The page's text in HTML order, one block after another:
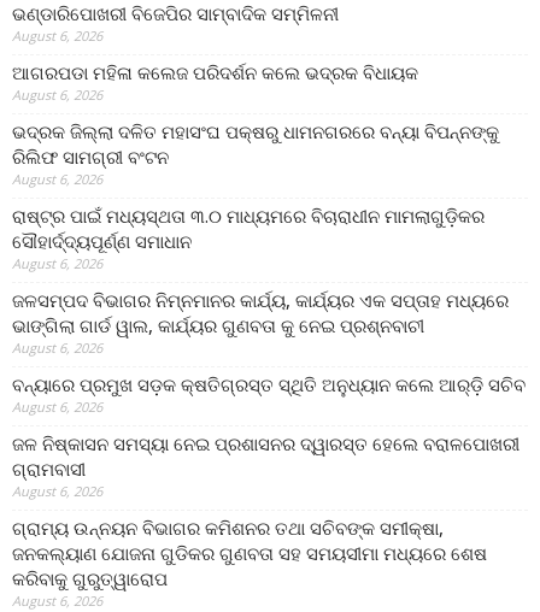
ଭଣ୍ଡାରିପୋଖରୀ ବିଜେପିର ସାମ୍ବାଦିକ ସମ୍ମିଳନୀ
August 6, 2026
ଆଗରପଡା ମହିଳା କଲେଜ ପରିଦର୍ଶନ କଲେ ଭଦ୍ରକ ବିଧାୟକ
August 6, 2026
ଭଦ୍ରକ ଜିଲ୍ଲା ଦଳିତ ମହାସଂଘ ପକ୍ଷରୁ ଧାମନଗରରେ ବନ୍ୟା ବିପନ୍ନଙ୍କୁ
ରିଲିଫ ସାମଗ୍ରୀ ବଂଟନ
August 6, 2026
ରାଷ୍ଟ୍ର ପାଇଁ ମଧ୍ୟସ୍ଥତା ୩.୦ ମାଧ୍ୟମରେ ବିଚାରାଧୀନ ମାମଲାଗୁଡ଼ିକର
ସୌହାର୍ଦ୍ଦ୍ୟପୂର୍ଣ୍ଣ ସମାଧାନ
August 6, 2026
ଜଳସମ୍ପଦ ବିଭାଗର ନିମ୍ନମାନର କାର୍ଯ୍ୟ, କାର୍ଯ୍ୟର ଏକ ସପ୍ତାହ ମଧ୍ୟରେ
ଭାଙ୍ଗିଲା ଗାର୍ଡ ୱାଲ, କାର୍ଯ୍ୟର ଗୁଣବତା କୁ ନେଇ ପ୍ରଶ୍ନବାଚୀ
August 6, 2026
ବନ୍ୟାରେ ପ୍ରମୁଖ ସଡ଼କ କ୍ଷତିଗ୍ରସ୍ତ ସ୍ଥିତି ଅନୁଧ୍ୟାନ କଲେ ଆର୍‌ଡ଼ି ସଚିବ
August 6, 2026
ଜଳ ନିଷ୍କାସନ ସମସ୍ୟା ନେଇ ପ୍ରଶାସନର ଦ୍ୱାରସ୍ତ ହେଲେ ବରାଳପୋଖରୀ
ଗ୍ରାମବାସୀ
August 6, 2026
ଗ୍ରାମ୍ୟ ଉନ୍ନୟନ ବିଭାଗର କମିଶନର ତଥା ସଚିବଙ୍କ ସମୀକ୍ଷା,
ଜନକଲ୍ୟାଣ ଯୋଜନା ଗୁଡିକର ଗୁଣବତା ସହ ସମୟସୀମା ମଧ୍ୟରେ ଶେଷ
କରିବାକୁ ଗୁରୁତ୍ୱାରୋପ
August 6, 2026